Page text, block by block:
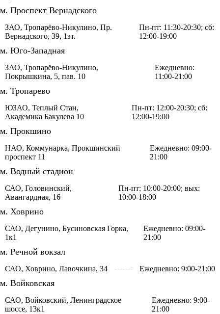
м. Проспект Вернадского
ЗАО, Тропарёво-Никулино, Пр.
Вернадского, 39, 1эт.
Пн-пт: 11:30-20:30; сб:
12:00-19:00
м. Юго-Западная
ЗАО, Тропарёво-Никулино,
Покрышкина, 5, пав. 10
Ежедневно:
11:00-21:00
м. Тропарево
ЮЗАО, Теплый Стан,
Академика Бакулева 10
Пн-пт: 12:00-20:30; сб:
12:00-19:00
м. Прокшино
НАО, Коммунарка, Прокшинский
проспект 11
Ежедневно: 09:00-
21:00
м. Водный стадион
САО, Головинский,
Авангардная, 16
Пн-пт: 10:00-20:00; вых:
10:00-18:00
м. Ховрино
САО, Дегунино, Бусиновская Горка,
1к1
Ежедневно: 09:00-
21:00
м. Речной вокзал
САО, Ховрино, Лавочкина, 34 Ежедневно: 9:00-21:00
м. Войковская
САО, Войковский, Ленинградское
шоссе, 13к1
Ежедневно: 9:00-
21:00